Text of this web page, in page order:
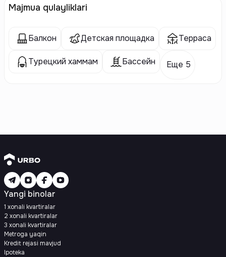
Majmua qulayliklari
Балкон Детская площадка Терраса
Турецкий хаммам Бассейн Еще 5
Yangi binolar
1 xonali kvartiralar
2 xonali kvartiralar
3 xonali kvartiralar
Metroga yaqin
Kredit rejasi mavjud
Ipoteka